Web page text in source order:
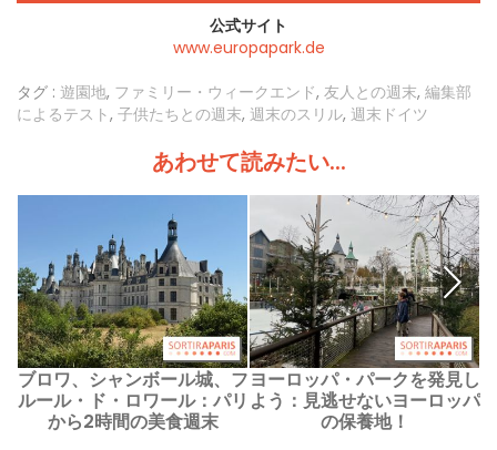
公式サイト
www.europapark.de
タグ : 遊園地, ファミリー・ウィークエンド, 友人との週末, 編集部
によるテスト, 子供たちとの週末, 週末のスリル, 週末ドイツ
あわせて読みたい...
ブロワ、シャンボール城、フ
ルール・ド・ロワール：パリ
から2時間の美食週末
ヨーロッパ・パークを発見し
よう：見逃せないヨーロッパ
の保養地！